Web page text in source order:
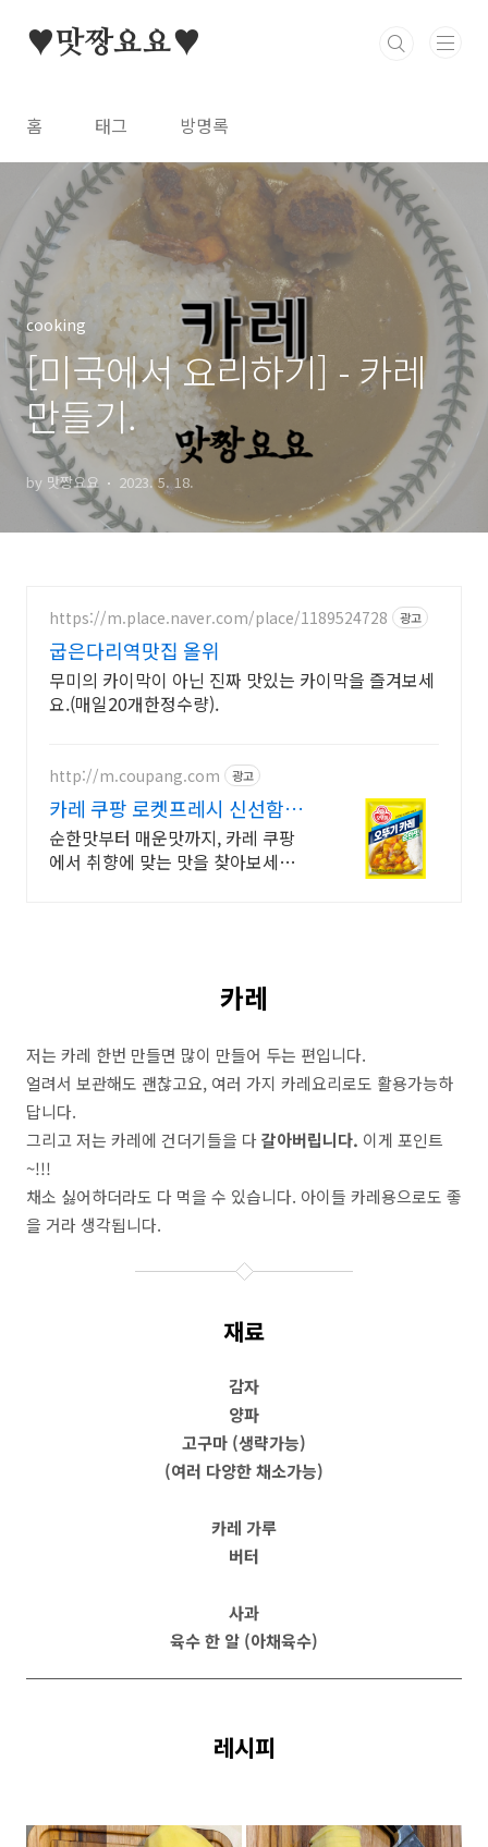
♥맛짱요요♥
홈 태그 방명록
cooking
[미국에서 요리하기] - 카레
만들기.
by 맛짱요요 2023. 5. 18.
https://m.place.naver.com/place/1189524728 광고
굽은다리역맛집 올위
무미의 카이막이 아닌 진짜 맛있는 카이막을 즐겨보세
요.(매일20개한정수량).
http://m.coupang.com 광고
카레 쿠팡 로켓프레시 신선함도
빠르게
순한맛부터 매운맛까지, 카레 쿠팡
에서 취향에 맞는 맛을 찾아보세요.
카레
저는 카레 한번 만들면 많이 만들어 두는 편입니다.
얼려서 보관해도 괜찮고요, 여러 가지 카레요리로도 활용가능하
답니다.
그리고 저는 카레에 건더기들을 다갈아버립니다. 이게 포인트
~!!!
채소 싫어하더라도 다 먹을 수 있습니다. 아이들 카레용으로도 좋
을 거라 생각됩니다.
재료
감자
양파
고구마 (생략가능)
(여러 다양한 채소가능)
카레 가루
버터
사과
육수 한 알 (아채육수)
레시피